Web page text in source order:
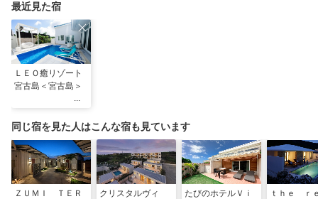
最近見た宿
ＬＥＯ癒リゾート
宮古島＜宮古島＞
同じ宿を見た人はこんな宿も見ています
ＺＵＭＩ ＴＥＲ
クリスタルヴィ
たびのホテルＶｉ
ｔｈｅ ｒ